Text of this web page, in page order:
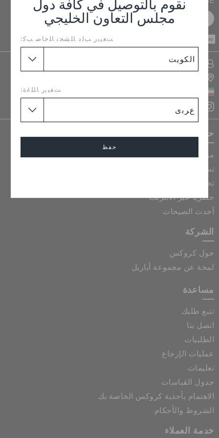
نقوم بالتوصيل في كافة دول
مجلس التعاون الخليجي
ﺖﻐﻴﻳﺭ ﺐﻟﺩ ﺎﻠﺸﺤﻧ ﺎﻠﺧﺎﺻ ﺐﻛ:
ﺖﻐﻴﻳﺭ ﺎﻠﻠﻏﺓ:
حفظ
الطلبيات المرتجعة
خدمة العملاء
تسجيل الدخول الى حسابي
حصريات كروكس
مجموعات تعاونية ومجموعات محدودة الإصدار
تسوق الكل
تخفيضات وبضائع مخفضة
حصرياً عبر الانترنت
أحدث الصيحات
الشركة
حول كروكس
لمحة عن مجموعة أباريل
مساعدة
تتبع طلبك
اتصل بنا
الطلبيات
عمليات الإرجاع
تعليمات
جدول القياسات
الاهتمام بأحذية كروكس الخاصة بك
الشروط والأحكام
خدمة العملاء